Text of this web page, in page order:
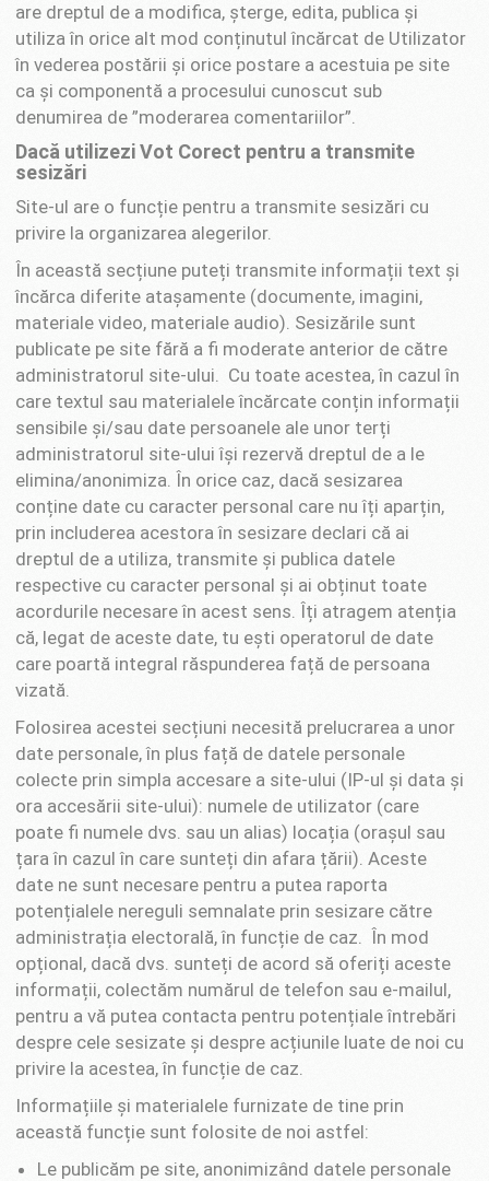
are dreptul de a modifica, șterge, edita, publica și
utiliza în orice alt mod conținutul încărcat de Utilizator
în vederea postării și orice postare a acestuia pe site
ca și componentă a procesului cunoscut sub
denumirea de ”moderarea comentariilor”.
Dacă utilizezi Vot Corect pentru a transmite
sesizări
Site-ul are o funcție pentru a transmite sesizări cu
privire la organizarea alegerilor.
În această secțiune puteți transmite informații text și
încărca diferite atașamente (documente, imagini,
materiale video, materiale audio). Sesizările sunt
publicate pe site fără a fi moderate anterior de către
administratorul site-ului. Cu toate acestea, în cazul în
care textul sau materialele încărcate conțin informații
sensibile și/sau date persoanele ale unor terți
administratorul site-ului își rezervă dreptul de a le
elimina/anonimiza. În orice caz, dacă sesizarea
conține date cu caracter personal care nu îți aparțin,
prin includerea acestora în sesizare declari că ai
dreptul de a utiliza, transmite și publica datele
respective cu caracter personal și ai obținut toate
acordurile necesare în acest sens. Îți atragem atenția
că, legat de aceste date, tu ești operatorul de date
care poartă integral răspunderea față de persoana
vizată.
Folosirea acestei secțiuni necesită prelucrarea a unor
date personale, în plus față de datele personale
colecte prin simpla accesare a site-ului (IP-ul și data și
ora accesării site-ului): numele de utilizator (care
poate fi numele dvs. sau un alias) locația (orașul sau
țara în cazul în care sunteți din afara țării). Aceste
date ne sunt necesare pentru a putea raporta
potențialele nereguli semnalate prin sesizare către
administrația electorală, în funcție de caz. În mod
opțional, dacă dvs. sunteți de acord să oferiți aceste
informații, colectăm numărul de telefon sau e-mailul,
pentru a vă putea contacta pentru potențiale întrebări
despre cele sesizate și despre acțiunile luate de noi cu
privire la acestea, în funcție de caz.
Informațiile și materialele furnizate de tine prin
această funcție sunt folosite de noi astfel:
Le publicăm pe site, anonimizând datele personale